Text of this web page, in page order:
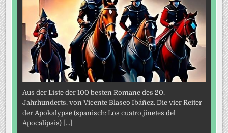
Aus der Liste der 100 besten Romane des 20.
Jahrhunderts. von Vicente Blasco Ibáñez. Die vier Reiter
der Apokalypse (spanisch: Los cuatro jinetes del
Apocalipsis) [...]